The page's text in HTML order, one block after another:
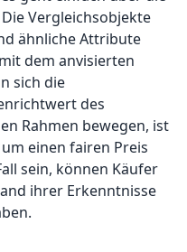
Vergleichsobjekte
ähnliche Attribute
dem anvisierten
sich die
des
Rahmen bewegen, ist
einen fairen Preis
sein, können Käufer
ihrer Erkenntnisse